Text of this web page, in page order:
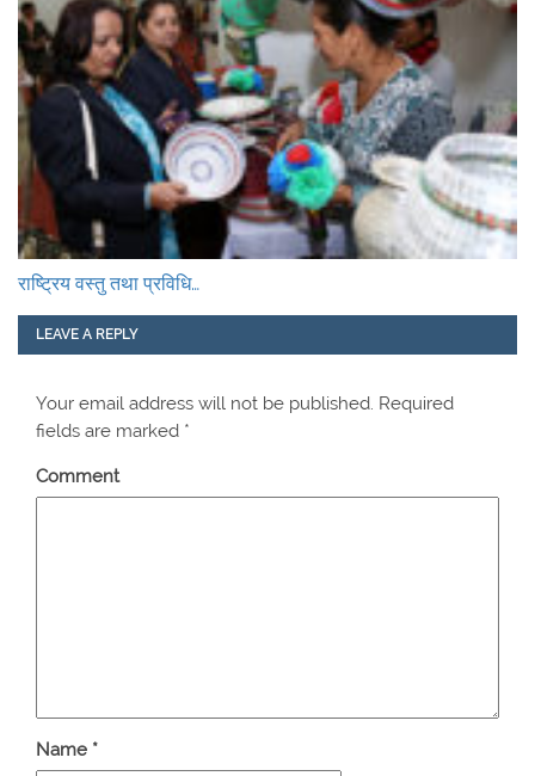
राष्ट्रिय वस्तु तथा प्रविधि…
LEAVE A REPLY
Your email address will not be published. Required
fields are marked *
Comment
Name *